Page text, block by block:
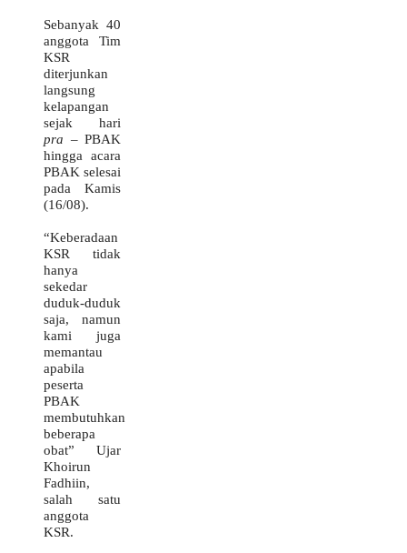
Sebanyak 40
anggota Tim
KSR
diterjunkan
langsung
kelapangan
sejak hari
pra –PBAK
hingga acara
PBAK selesai
pada Kamis
(16/08).
“Keberadaan
KSR tidak
hanya
sekedar
duduk-duduk
saja, namun
kami juga
memantau
apabila
peserta
PBAK
membutuhkan
beberapa
obat” Ujar
Khoirun
Fadhiin,
salah satu
anggota
KSR.